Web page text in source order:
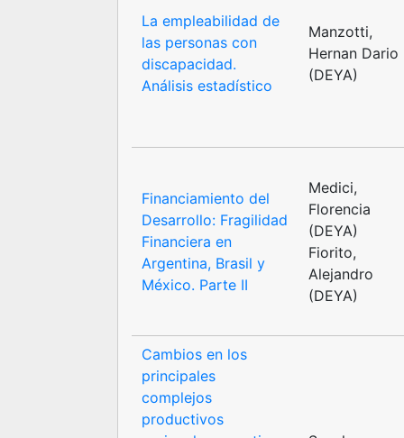
La empleabilidad de
las personas con
discapacidad.
Análisis estadístico
Manzotti,
Hernan Dario
(DEYA)
Financiamiento del
Desarrollo: Fragilidad
Financiera en
Argentina, Brasil y
México. Parte II
Medici,
Florencia
(DEYA)
Fiorito,
Alejandro
(DEYA)
Cambios en los
principales
complejos
productivos